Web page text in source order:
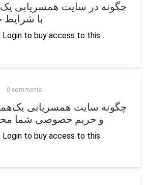
چگونه در سایت همسریابی
با شرایط
Login to buy access to this
0 comments
چگونه سایت همسریابی
و حریم خصوصی شما
Login to buy access to this